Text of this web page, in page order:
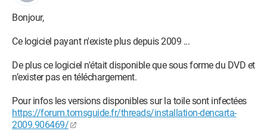
Bonjour,
Ce logiciel payant n'existe plus depuis 2009 ...
De plus ce logiciel n'était disponible que sous forme du DVD et
n’exister pas en téléchargement.
Pour infos les versions disponibles sur la toile sont infectées
https://forum.tomsguide.fr/threads/installation-dencarta-
2009.906469/